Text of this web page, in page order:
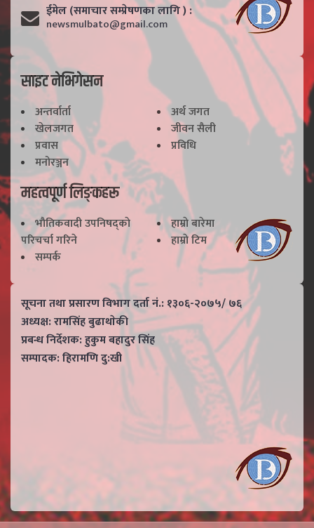
ईमेल (समाचार सम्प्रेषणका लागि ) :
newsmulbato@gmail.com
साइट नेभिगेसन
अन्तर्वार्ता
अर्थ जगत
खेलजगत
जीवन सैली
प्रवास
प्रविधि
मनोरञ्जन
महत्वपूर्ण लिङ्कहरू
भाैतिकवादी उपनिषद्काे
परिचर्चा गरिने
हाम्राे बारेमा
हाम्राे टिम
सम्पर्क
सूचना तथा प्रसारण विभाग दर्ता नं.: १३०६-२०७५/ ७६
अध्यक्ष: रामसिंह बुढाथाेकी
प्रबन्ध निर्देशक: हुकुम बहादुर सिंह
सम्पादक: हिरामणि दु:खी